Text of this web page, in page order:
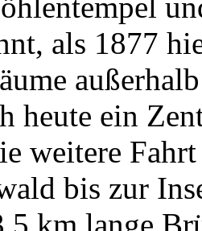
als 1877
heute ein
weitere
bis zur